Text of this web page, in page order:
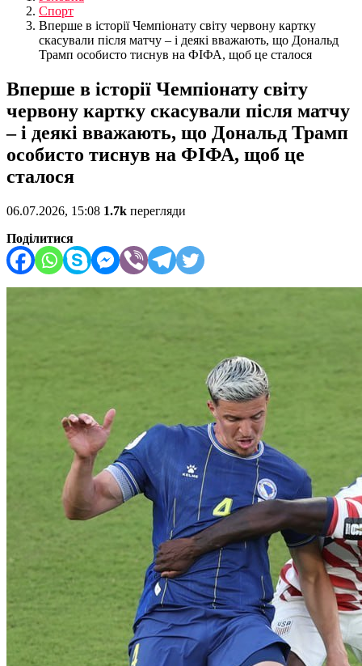
Спорт
Вперше в історії Чемпіонату світу червону картку
скасували після матчу – і деякі вважають, що Дональд
Трамп особисто тиснув на ФІФА, щоб це сталося
Вперше в історії Чемпіонату світу
червону картку скасували після матчу
– і деякі вважають, що Дональд Трамп
особисто тиснув на ФІФА, щоб це
сталося
06.07.2026, 15:08 1.7k перегляди
Поділитися